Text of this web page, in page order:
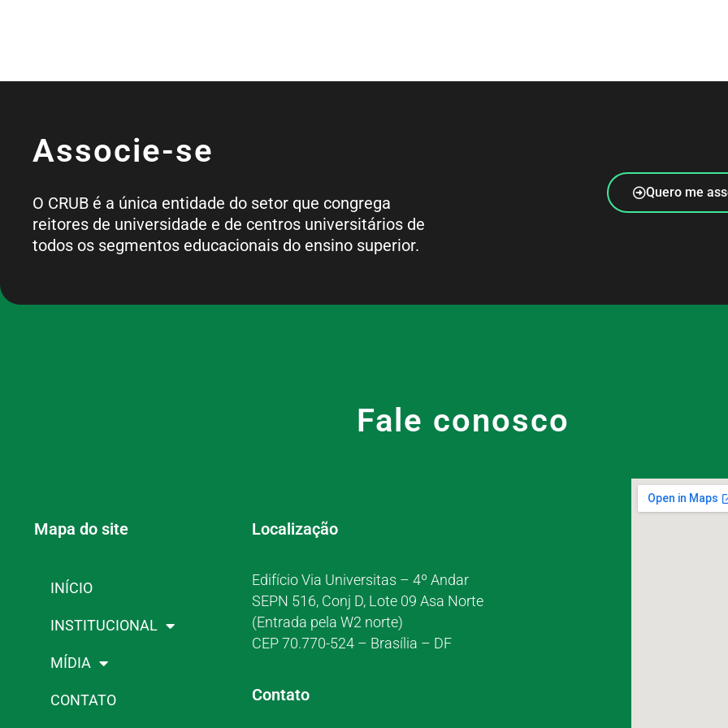
Associe-se
O CRUB é a única entidade do setor que congrega
reitores de universidade e de centros universitários de
todos os segmentos educacionais do ensino superior.
Quero me
Fale conosco
Mapa do site
INÍCIO
INSTITUCIONAL
MÍDIA
CONTATO
Localização
Edifício Via Universitas – 4º Andar
SEPN 516, Conj D, Lote 09 Asa Norte
(Entrada pela W2 norte)
CEP 70.770-524 – Brasília – DF
Contato